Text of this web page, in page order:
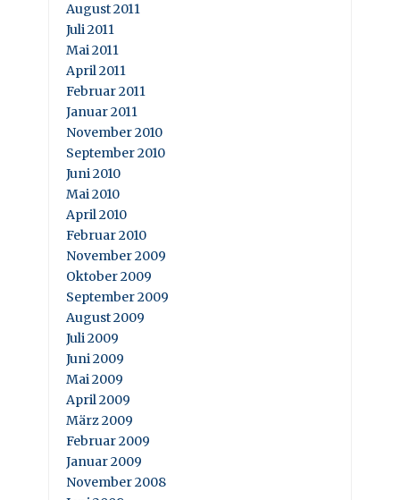
August 2011
Juli 2011
Mai 2011
April 2011
Februar 2011
Januar 2011
November 2010
September 2010
Juni 2010
Mai 2010
April 2010
Februar 2010
November 2009
Oktober 2009
September 2009
August 2009
Juli 2009
Juni 2009
Mai 2009
April 2009
März 2009
Februar 2009
Januar 2009
November 2008